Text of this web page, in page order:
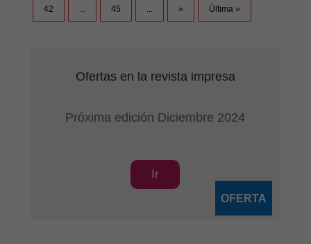
42 ... 45 ... » Última »
Ofertas en la revista impresa
Próxima edición Diciembre 2024
Ir
OFERTA